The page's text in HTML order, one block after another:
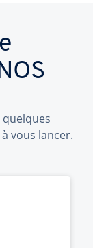
quelques
vous lancer.